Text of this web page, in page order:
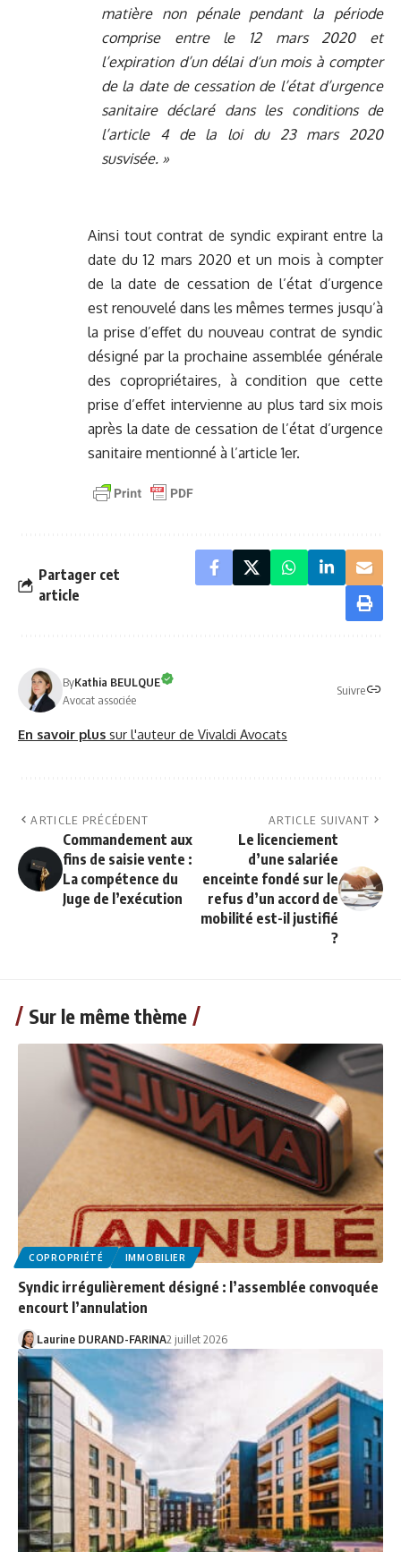
matière non pénale pendant la période
comprise entre le 12 mars 2020 et
l’expiration d’un délai d‘un mois à compter
de la date de cessation de l’état d’urgence
sanitaire déclaré dans les conditions de
l’article 4 de la loi du 23 mars 2020
susvisée. »
Ainsi tout contrat de syndic expirant entre la
date du 12 mars 2020 et un mois à compter
de la date de cessation de l’état d’urgence
est renouvelé dans les mêmes termes jusqu’à
la prise d’effet du nouveau contrat de syndic
désigné par la prochaine assemblée générale
des copropriétaires, à condition que cette
prise d’effet intervienne au plus tard six mois
après la date de cessation de l’état d’urgence
sanitaire mentionné à l’article 1er.
Partager cet
article
ByKathia BEULQUE
Avocat associée
Suivre
En savoir plus sur l'auteur de Vivaldi Avocats
ARTICLE PRÉCÉDENT
Commandement aux
fins de saisie vente :
La compétence du
Juge de l’exécution
ARTICLE SUIVANT
Le licenciement
d’une salariée
enceinte fondé sur le
refus d’un accord de
mobilité est-il justifié
?
Sur le même thème
COPROPRIÉTÉ IMMOBILIER
Syndic irrégulièrement désigné : l’assemblée convoquée
encourt l’annulation
Laurine DURAND-FARINA2 juillet 2026